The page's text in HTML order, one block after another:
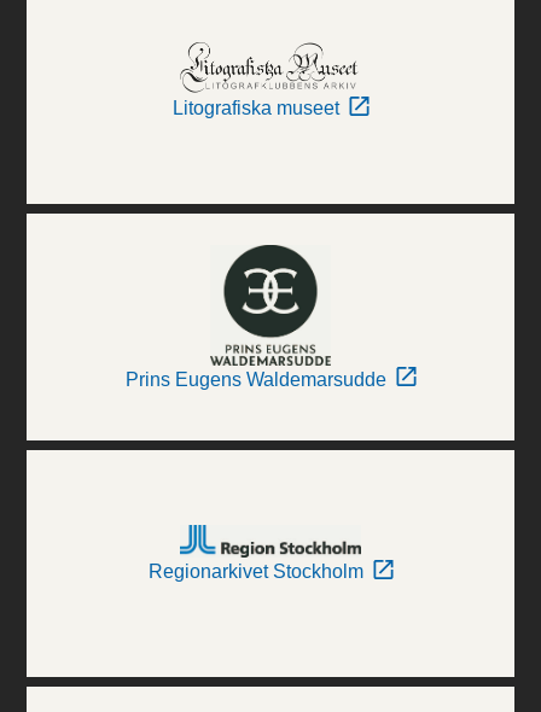
Litografiska museet
Prins Eugens Waldemarsudde
Regionarkivet Stockholm